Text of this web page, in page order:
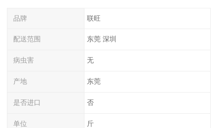
品牌 联旺
配送范围 东莞 深圳
病虫害 无
产地 东莞
是否进口 否
单位 斤